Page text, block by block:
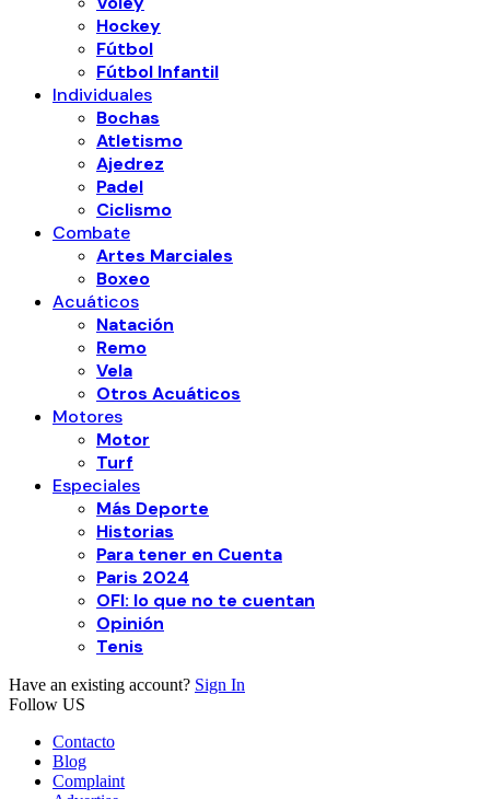
Hockey
Fútbol
Fútbol Infantil
Individuales
Bochas
Atletismo
Ajedrez
Padel
Ciclismo
Combate
Artes Marciales
Boxeo
Acuáticos
Natación
Remo
Vela
Otros Acuáticos
Motores
Motor
Turf
Especiales
Más Deporte
Historias
Para tener en Cuenta
Paris 2024
OFI: lo que no te cuentan
Opinión
Tenis
Have an existing account? Sign In
Follow US
Contacto
Blog
Complaint